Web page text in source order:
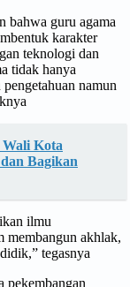
bahwa guru agama
karakter
teknologi dan
tidak hanya
namun
Wali Kota
Bagikan
ilmu
membangun akhlak,
tegasnya
pekembangan